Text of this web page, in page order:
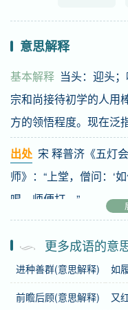
意思解释
基本解释 当头：迎头
宗和尚接待初学的人用
方的领悟程度。现在泛
出处 宋 释普济《五灯
师》：“上堂，僧问：‘
喝，师便打。”
犯罪活动。
基础信息
更多成语的意
进种善群(意思解释) 如
前瞻后顾(意思解释) 又